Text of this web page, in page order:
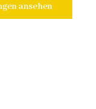
ansehen